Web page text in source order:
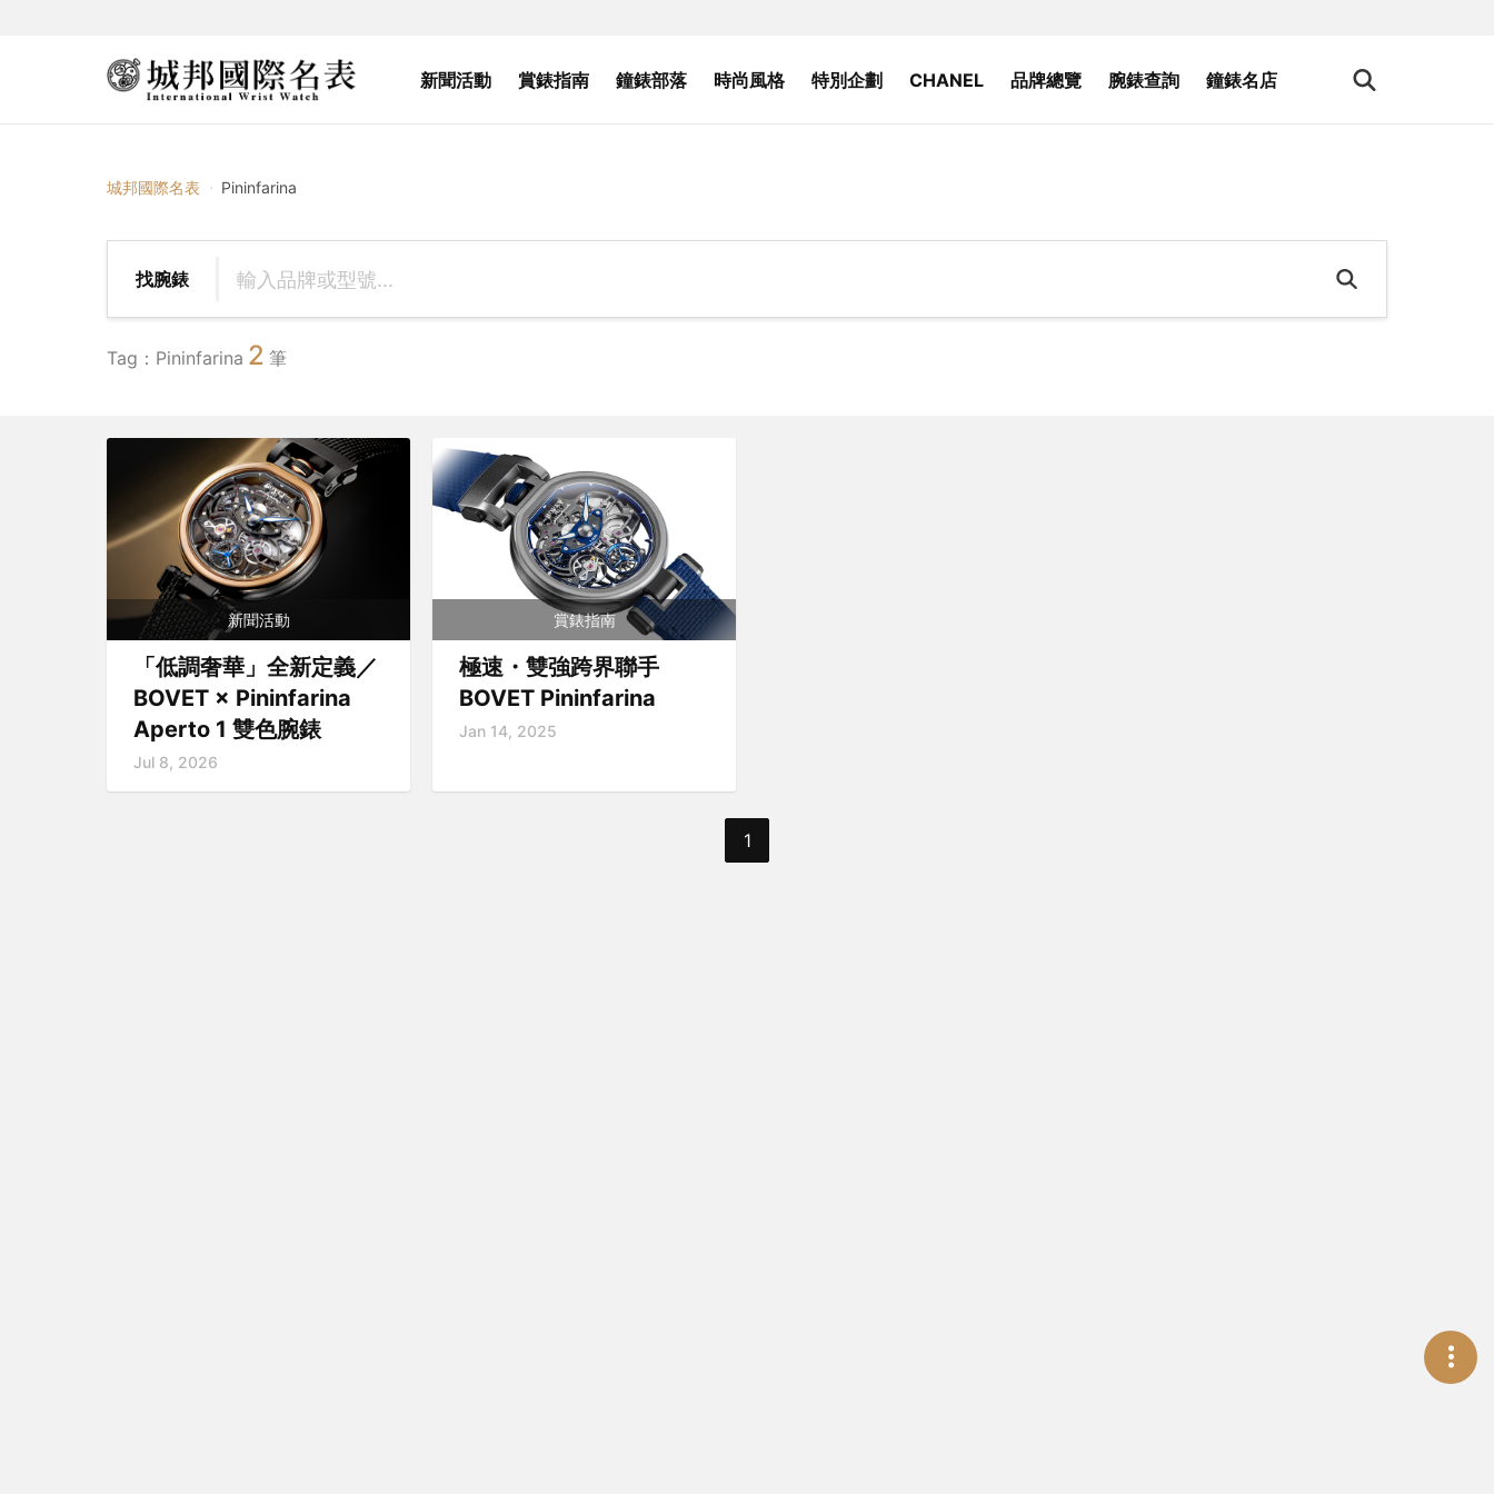
新聞活動 賞錶指南 鐘錶部落 時尚風格 特別企劃 CHANEL 品牌總覽 腕錶查詢 鐘錶名店
城邦國際名表 Pininfarina
找腕錶
Tag：Pininfarina 2 筆
新聞活動
「低調奢華」全新定義／
BOVET × Pininfarina
Aperto 1 雙色腕錶
Jul 8, 2026
賞錶指南
極速・雙強跨界聯手
BOVET Pininfarina
Jan 14, 2025
1